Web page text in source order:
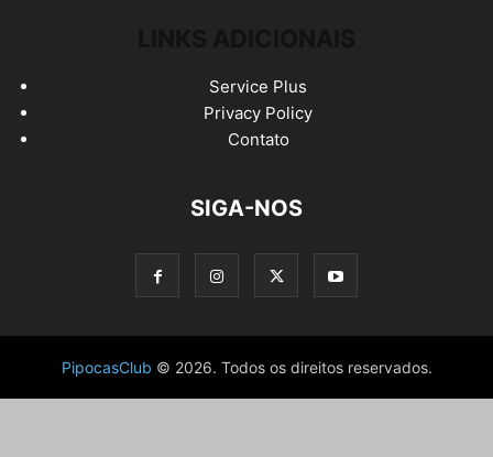
Service Plus
Privacy Policy
Contato
SIGA-NOS
PipocasClub © 2026. Todos os direitos reservados.